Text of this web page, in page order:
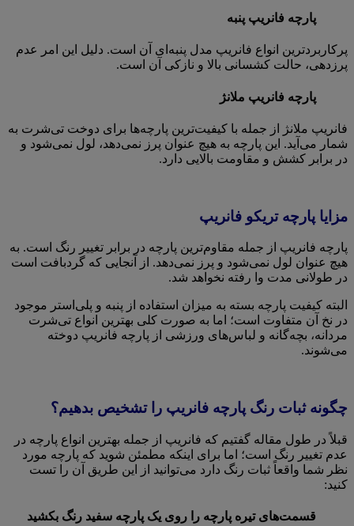
پارچه فانریپ پنبه
پرکاربردترین انواع فانریپ مدل پنبه‌ای آن است. دلیل این امر عدم
پرزدهی، حالت کشسانی بالا و نازکی آن است.
پارچه فانریپ ملانژ
فانریپ ملانژ از جمله با کیفیت‌ترین پارچه‌ها برای دوخت تی‌شرت به
شمار می‌آید. این پارچه به هیچ عنوان پرز نمی‌دهد، لول نمی‌شود و
در برابر کشش و مقاومت بالایی دارد.
مزایا پارچه تریکو فانریپ
پارچه فانریپ از جمله مقاوم‌ترین پارچه در برابر تغییر رنگ است. به
هیچ عنوان لول نمی‌شود و پرز نمی‌دهد. از آنجایی که گردبافت است
در طولانی مدت وا رفته نخواهد شد.
البته کیفیت پارچه بسته به میزان استفاده از پنبه و پلی‌استر موجود
در نخ آن متفاوت است؛ اما به صورت کلی بهترین انواع تی‌شرت
مردانه، بچه‌گانه و لباس‌های ورزشی از پارچه فانریپ دوخته
می‌شوند.
چگونه ثبات رنگ پارچه فانریپ را تشخیص بدهیم؟
قبلاً در طول مقاله گفتیم که فانریپ از جمله بهترین انواع پارچه در
عدم تغییر رنگ است؛ اما برای اینکه مطمئن شوید که پارچه مورد
نظر شما واقعاً ثبات رنگ دارد می‌توانید از این طریق آن را تست
کنید:
قسمت‌های تیره پارچه را روی یک پارچه سفید رنگ بکشید